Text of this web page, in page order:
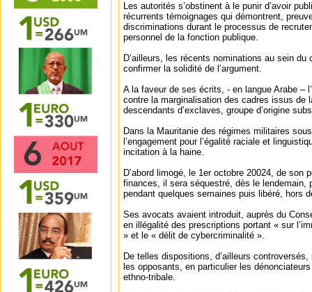
Les autorités s’obstinent à le punir d’avoir
récurrents témoignages qui démontrent,
discriminations durant le processus de
personnel de la fonction publique.
D’ailleurs, les récents nominations au sein
confirmer la solidité de l’argument.
A la faveur de ses écrits, - en langue Arabe –
contre la marginalisation des cadres issus de
descendants d’exclaves, groupe d’origine
Dans la Mauritanie des régimes militaires
l’engagement pour l’égalité raciale et
incitation à la haine.
D’abord limogé, le 1er octobre 20024, de son
finances, il sera séquestré, dès le lendemain,
pendant quelques semaines puis libéré, hors
Ses avocats avaient introduit, auprès du
en illégalité des prescriptions portant « sur
» et le « délit de cybercriminalité ».
De telles dispositions, d’ailleurs controversés,
les opposants, en particulier les
ethno-tribale.